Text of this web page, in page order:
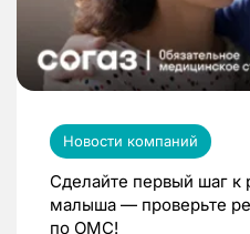
Новости компаний
Сделайте первый шаг
малыша — проверьте
по ОМС!